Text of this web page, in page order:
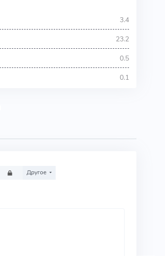
3.4
23.2
0.5
0.1
Другое